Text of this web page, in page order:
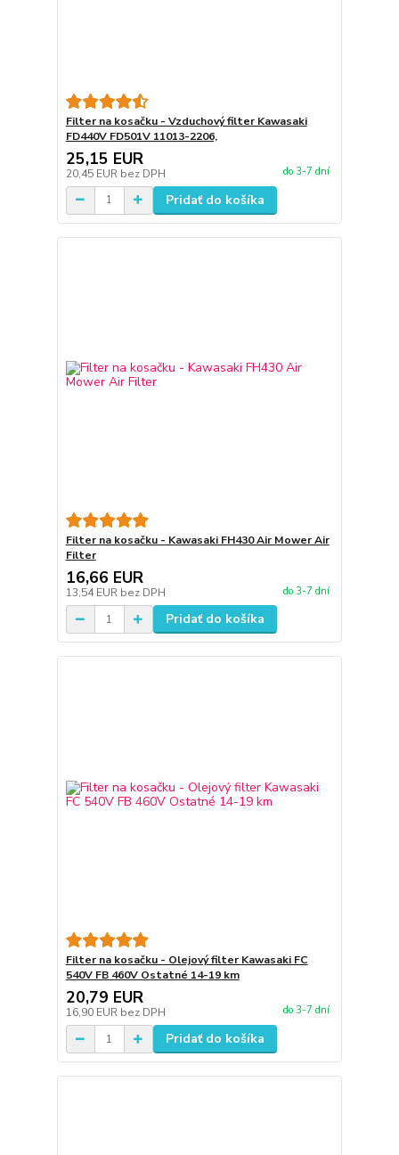
Filter na kosačku - Vzduchový filter Kawasaki
FD440V FD501V 11013-2206,
25,15 EUR
20,45 EUR bez DPH do 3-7 dní
Pridať do košíka
Filter na kosačku - Kawasaki FH430 Air Mower Air
Filter
16,66 EUR
13,54 EUR bez DPH do 3-7 dní
Pridať do košíka
Filter na kosačku - Olejový filter Kawasaki FC
540V FB 460V Ostatné 14-19 km
20,79 EUR
16,90 EUR bez DPH do 3-7 dní
Pridať do košíka